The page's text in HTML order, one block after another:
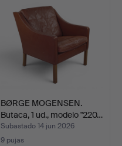
BØRGE MOGENSEN.
Butaca, 1 ud., modelo "220…
Subastado 14 jun 2026
9 pujas